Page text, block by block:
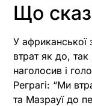
Що
У африканської
втрат як до, так
наголосив і
Реграгі: “Ми
та Мазрауї до